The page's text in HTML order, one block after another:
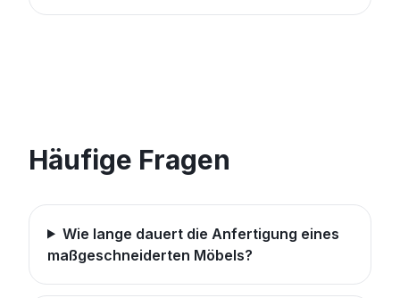
Häufige Fragen
Wie lange dauert die Anfertigung eines
maßgeschneiderten Möbels?